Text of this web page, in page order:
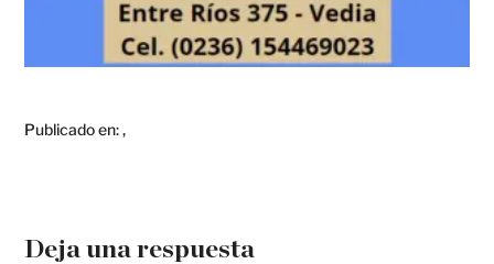
Publicado en:,
Deja una respuesta